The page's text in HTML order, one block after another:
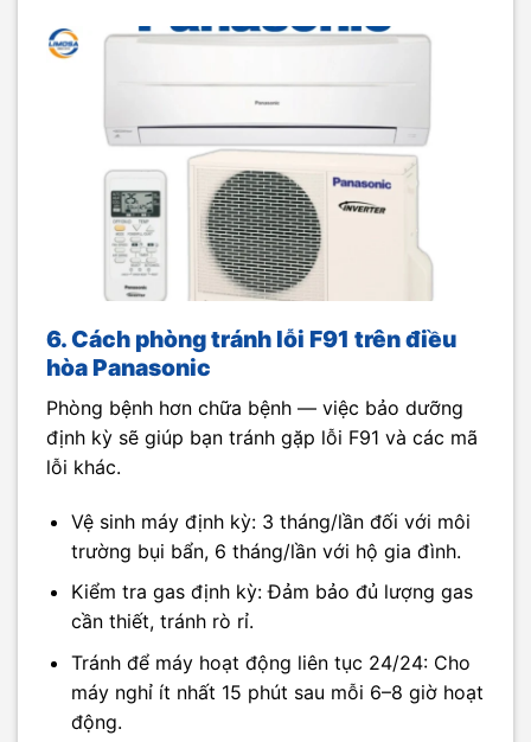
6. Cách phòng tránh lỗi F91 trên điều
hòa Panasonic
Phòng bệnh hơn chữa bệnh — việc bảo dưỡng
định kỳ sẽ giúp bạn tránh gặp lỗi F91 và các mã
lỗi khác.
Vệ sinh máy định kỳ: 3 tháng/lần đối với môi
trường bụi bẩn, 6 tháng/lần với hộ gia đình.
Kiểm tra gas định kỳ: Đảm bảo đủ lượng gas
cần thiết, tránh rò rỉ.
Tránh để máy hoạt động liên tục 24/24: Cho
máy nghỉ ít nhất 15 phút sau mỗi 6–8 giờ hoạt
động.